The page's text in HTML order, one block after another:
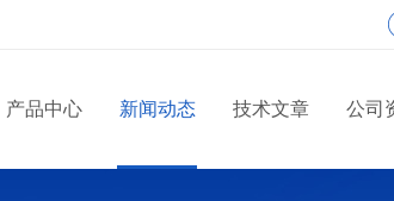
产品中心 新闻动态 技术文章 公司